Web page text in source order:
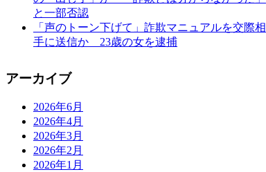
と一部否認
「声のトーン下げて」詐欺マニュアルを交際相
手に送信か 23歳の女を逮捕
アーカイブ
2026年6月
2026年4月
2026年3月
2026年2月
2026年1月